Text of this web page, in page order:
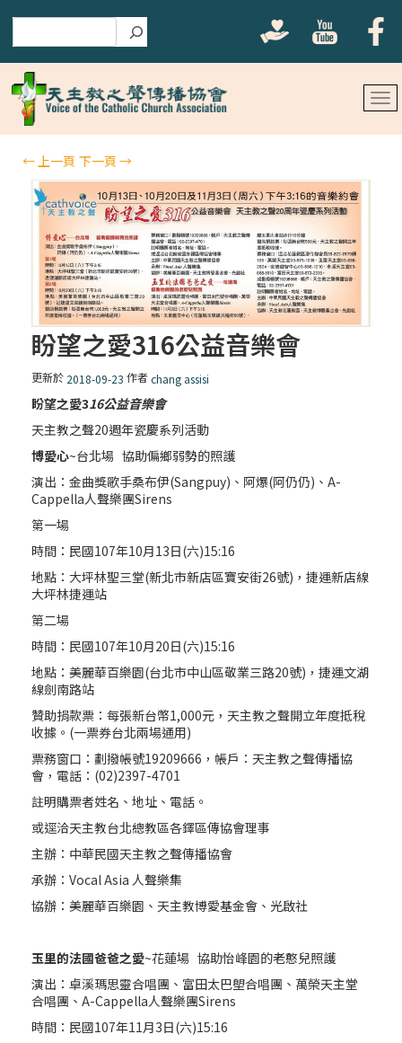
←上一頁 下一頁→
盼望之愛316公益音樂會
更新於 2018-09-23 作者chang assisi
盼望之愛316公益音樂會
天主教之聲20週年瓷慶系列活動
博愛心~台北場 協助偏鄉弱勢的照護
演出：金曲獎歌手桑布伊(Sangpuy)、阿爆(阿仍仍)、A-
Cappella人聲樂團Sirens
第一場
時間：民國107年10月13日(六)15:16
地點：大坪林聖三堂(新北市新店區寶安街26號)，捷運新店線
大坪林捷運站
第二場
時間：民國107年10月20日(六)15:16
地點：美麗華百樂園(台北市中山區敬業三路20號)，捷運文湖
線劍南路站
贊助捐款票：每張新台幣1,000元，天主教之聲開立年度抵稅
收據。(一票券台北兩場通用)
票務窗口：劃撥帳號19209666，帳戶：天主教之聲傳播協
會，電話：(02)2397-4701
註明購票者姓名、地址、電話。
或逕洽天主教台北總教區各鐸區傳協會理事
主辦：中華民國天主教之聲傳播協會
承辦：Vocal Asia 人聲樂集
協辦：美麗華百樂園、天主教博愛基金會、光啟社
玉里的法國爸爸之愛~花蓮場 協助怡峰園的老憨兒照護
演出：卓溪瑪思靈合唱團、富田太巴塱合唱團、萬榮天主堂
合唱團、A-Cappella人聲樂團Sirens
時間：民國107年11月3日(六)15:16